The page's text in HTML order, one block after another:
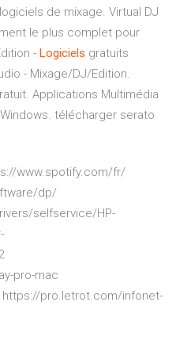
de mixage. Virtual DJ
le plus complet pour
- Logiciels gratuits
- Mixage/DJ/Edition.
Applications Multimédia
télécharger serato
www.spotify.com/fr/
dp/
selfservice/HP-
pro-mac
pro.letrot.com/infonet-